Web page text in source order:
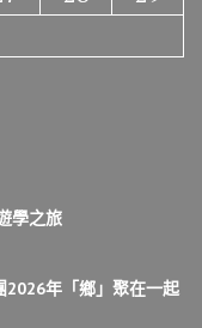
學之旅
年「鄉」聚在一起